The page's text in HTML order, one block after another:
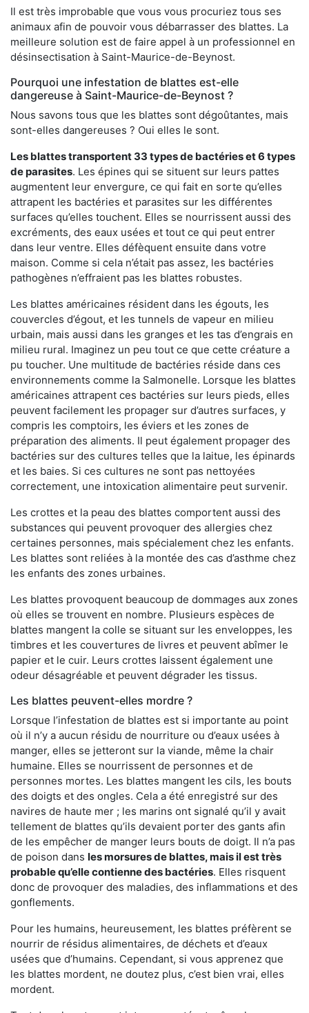
Il est très improbable que vous vous procuriez tous ses
animaux afin de pouvoir vous débarrasser des blattes. La
meilleure solution est de faire appel à un professionnel en
désinsectisation à Saint-Maurice-de-Beynost.
Pourquoi une infestation de blattes est-elle
dangereuse à Saint-Maurice-de-Beynost ?
Nous savons tous que les blattes sont dégoûtantes, mais
sont-elles dangereuses ? Oui elles le sont.
Les blattes transportent 33 types de bactéries et 6 types
de parasites. Les épines qui se situent sur leurs pattes
augmentent leur envergure, ce qui fait en sorte qu’elles
attrapent les bactéries et parasites sur les différentes
surfaces qu’elles touchent. Elles se nourrissent aussi des
excréments, des eaux usées et tout ce qui peut entrer
dans leur ventre. Elles défèquent ensuite dans votre
maison. Comme si cela n’était pas assez, les bactéries
pathogènes n’effraient pas les blattes robustes.
Les blattes américaines résident dans les égouts, les
couvercles d’égout, et les tunnels de vapeur en milieu
urbain, mais aussi dans les granges et les tas d’engrais en
milieu rural. Imaginez un peu tout ce que cette créature a
pu toucher. Une multitude de bactéries réside dans ces
environnements comme la Salmonelle. Lorsque les blattes
américaines attrapent ces bactéries sur leurs pieds, elles
peuvent facilement les propager sur d’autres surfaces, y
compris les comptoirs, les éviers et les zones de
préparation des aliments. Il peut également propager des
bactéries sur des cultures telles que la laitue, les épinards
et les baies. Si ces cultures ne sont pas nettoyées
correctement, une intoxication alimentaire peut survenir.
Les crottes et la peau des blattes comportent aussi des
substances qui peuvent provoquer des allergies chez
certaines personnes, mais spécialement chez les enfants.
Les blattes sont reliées à la montée des cas d’asthme chez
les enfants des zones urbaines.
Les blattes provoquent beaucoup de dommages aux zones
où elles se trouvent en nombre. Plusieurs espèces de
blattes mangent la colle se situant sur les enveloppes, les
timbres et les couvertures de livres et peuvent abîmer le
papier et le cuir. Leurs crottes laissent également une
odeur désagréable et peuvent dégrader les tissus.
Les blattes peuvent-elles mordre ?
Lorsque l’infestation de blattes est si importante au point
où il n’y a aucun résidu de nourriture ou d’eaux usées à
manger, elles se jetteront sur la viande, même la chair
humaine. Elles se nourrissent de personnes et de
personnes mortes. Les blattes mangent les cils, les bouts
des doigts et des ongles. Cela a été enregistré sur des
navires de haute mer ; les marins ont signalé qu’il y avait
tellement de blattes qu’ils devaient porter des gants afin
de les empêcher de manger leurs bouts de doigt. Il n’a pas
de poison dans les morsures de blattes, mais il est très
probable qu’elle contienne des bactéries. Elles risquent
donc de provoquer des maladies, des inflammations et des
gonflements.
Pour les humains, heureusement, les blattes préfèrent se
nourrir de résidus alimentaires, de déchets et d’eaux
usées que d’humains. Cependant, si vous apprenez que
les blattes mordent, ne doutez plus, c’est bien vrai, elles
mordent.